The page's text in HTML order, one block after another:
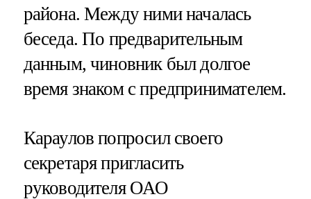
района. Между ними началась
беседа. По предварительным
данным, чиновник был долгое
время знаком с предпринимателем.
Караулов попросил своего
секретаря пригласить
руководителя ОАО